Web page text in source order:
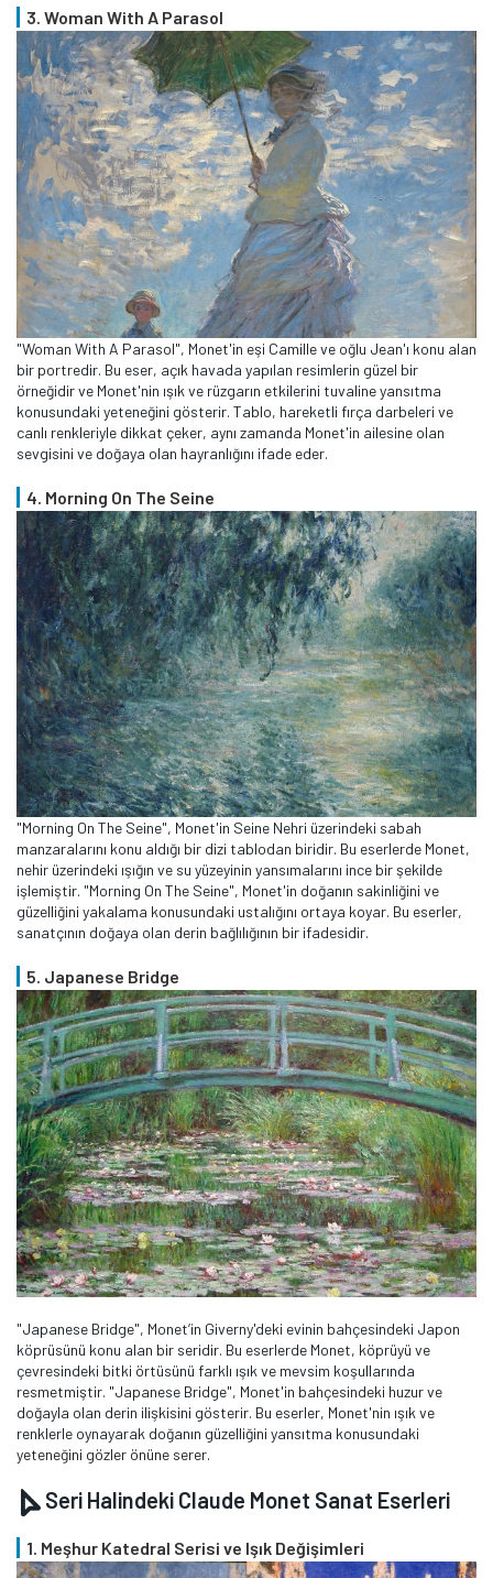
3. Woman With A Parasol
"Woman With A Parasol", Monet'in eşi Camille ve oğlu Jean'ı konu alan
bir portredir. Bu eser, açık havada yapılan resimlerin güzel bir
örneğidir ve Monet'nin ışık ve rüzgarın etkilerini tuvaline yansıtma
konusundaki yeteneğini gösterir. Tablo, hareketli fırça darbeleri ve
canlı renkleriyle dikkat çeker, aynı zamanda Monet'in ailesine olan
sevgisini ve doğaya olan hayranlığını ifade eder.
4. Morning On The Seine
"Morning On The Seine", Monet'in Seine Nehri üzerindeki sabah
manzaralarını konu aldığı bir dizi tablodan biridir. Bu eserlerde Monet,
nehir üzerindeki ışığın ve su yüzeyinin yansımalarını ince bir şekilde
işlemiştir. "Morning On The Seine", Monet'in doğanın sakinliğini ve
güzelliğini yakalama konusundaki ustalığını ortaya koyar. Bu eserler,
sanatçının doğaya olan derin bağlılığının bir ifadesidir.
5. Japanese Bridge
"Japanese Bridge", Monet’in Giverny'deki evinin bahçesindeki Japon
köprüsünü konu alan bir seridir. Bu eserlerde Monet, köprüyü ve
çevresindeki bitki örtüsünü farklı ışık ve mevsim koşullarında
resmetmiştir. "Japanese Bridge", Monet'in bahçesindeki huzur ve
doğayla olan derin ilişkisini gösterir. Bu eserler, Monet'nin ışık ve
renklerle oynayarak doğanın güzelliğini yansıtma konusundaki
yeteneğini gözler önüne serer.
Seri Halindeki Claude Monet Sanat Eserleri
1. Meşhur Katedral Serisi ve Işık Değişimleri